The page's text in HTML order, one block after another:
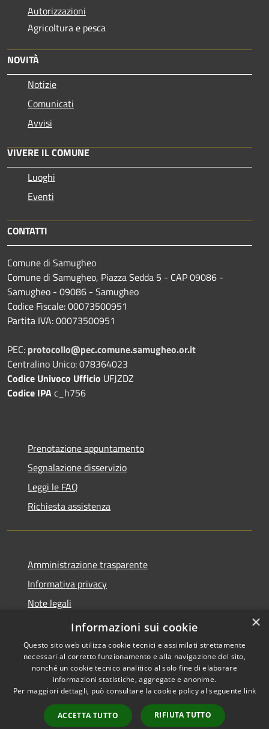
Autorizzazioni
Agricoltura e pesca
NOVITÀ
Notizie
Comunicati
Avvisi
VIVERE IL COMUNE
Luoghi
Eventi
CONTATTI
Comune di Samugheo
Comune di Samugheo, Piazza Sedda 5 - CAP 09086 -
Samugheo - 09086 - Samugheo
Codice Fiscale: 00073500951
Partita IVA: 00073500951
PEC: protocollo@pec.comune.samugheo.or.it
Centralino Unico: 078364023
Codice Univoco Ufficio UFJZDZ
Codice IPAc_h756
Prenotazione appuntamento
Segnalazione disservizio
Leggi le FAQ
Richiesta assistenza
Amministrazione trasparente
Informativa privacy
Note legali
Dichiarazione di accessibilità
Accessibilità
Copyright © 2026 • Comune di
Samugheo • Powered by
Municipium•
Accesso
×
Informazioni sui cookie
Questo sito web utilizza cookie tecnici e assimilati strettamente
necessari al corretto funzionamento e alla navigazione del sito,
nonché un cookie tecnico analitico al solo fine di elaborare
informazioni statistiche, aggregate e anonime.
Per maggiori dettagli, può consultare la cookie policy al seguente link
ACCETTA TUTTO RIFIUTA TUTTO